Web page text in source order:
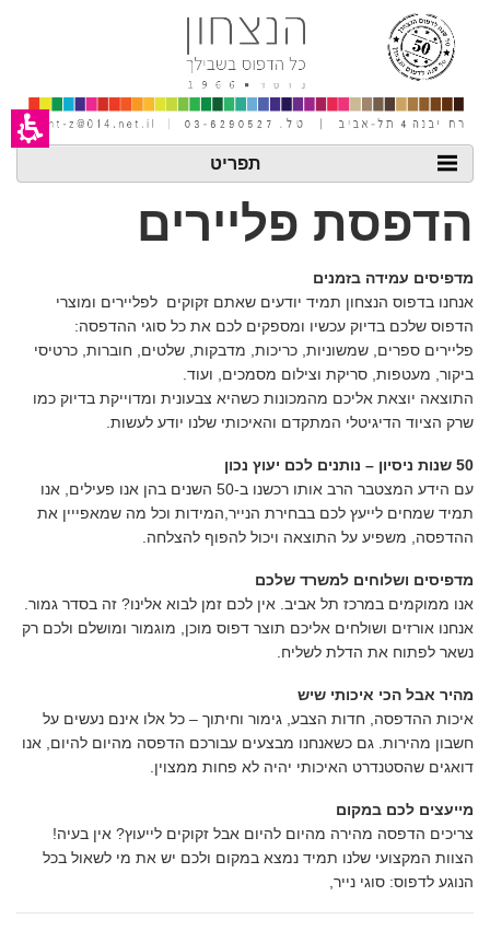
אינטרנט,
אנטר
לאזור
תוכן
תפריט
הדפסת פליירים
מדפיסים עמידה בזמנים
אנחנו בדפוס הנצחון תמיד יודעים שאתם זקוקים לפליירים ומוצרי
הדפוס שלכם בדיוק עכשיו ומספקים לכם את כל סוגי ההדפסה:
פליירים ספרים, שמשוניות, כריכות, מדבקות, שלטים, חוברות, כרטיסי
ביקור, מעטפות, סריקת וצילום מסמכים, ועוד.
התוצאה יוצאת אליכם מהמכונות כשהיא צבעונית ומדוייקת בדיוק כמו
שרק הציוד הדיגיטלי המתקדם והאיכותי שלנו יודע לעשות.
50 שנות ניסיון – נותנים לכם יעוץ נכון
עם הידע המצטבר הרב אותו רכשנו ב-50 השנים בהן אנו פעילים, אנו
תמיד שמחים לייעץ לכם בבחירת הנייר,המידות וכל מה שמאפייין את
ההדפסה, משפיע על התוצאה ויכול להפוף להצלחה.
מדפיסים ושלוחים למשרד שלכם
אנו ממוקמים במרכז תל אביב. אין לכם זמן לבוא אלינו? זה בסדר גמור.
אנחנו אורזים ושולחים אליכם תוצר דפוס מוכן, מוגמור ומושלם ולכם רק
נשאר לפתוח את הדלת לשליח.
מהיר אבל הכי איכותי שיש
איכות ההדפסה, חדות הצבע, גימור וחיתוך – כל אלו אינם נעשים על
חשבון מהירות. גם כשאנחנו מבצעים עבורכם הדפסה מהיום להיום, אנו
דואגים שהסטנדרט האיכותי יהיה לא פחות ממצוין.
מייעצים לכם במקום
צריכים הדפסה מהירה מהיום להיום אבל זקוקים לייעוץ? אין בעיה!
הצוות המקצועי שלנו תמיד נמצא במקום ולכם יש את מי לשאול בכל
הנוגע לדפוס: סוגי נייר,